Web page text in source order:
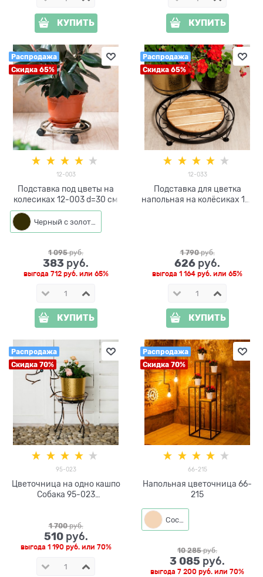
КУПИТЬ КУПИТЬ
Распродажа
Скидка 65%
12-003
Подставка под цветы на
колесиках 12-003 d=30 см
1 095 руб.
383 руб.
выгода 712 руб.или 65%
КУПИТЬ
Распродажа
Скидка 65%
12-033
Подставка для цветка
напольная на колёсиках 12-
1 790 руб.
626 руб.
выгода 1 164 руб. или 65%
КУПИТЬ
Распродажа
Скидка 70%
95-023
Цветочница на одно кашпо
Собака 95-023
1 700 руб.
510 руб.
выгода 1 190 руб.или 70%
Распродажа
Скидка 70%
66-215
Напольная цветочница 66-
215
10 285 руб.
3 085 руб.
выгода 7 200 руб. или 70%